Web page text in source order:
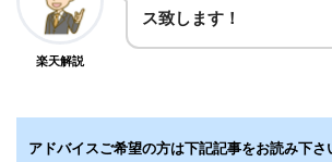
楽天解説
ス致します！
アドバイスご希望の方は下記記事をお読み下さ